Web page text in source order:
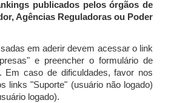
publicados pelos órgãos de
Agências Reguladoras ou Poder
em aderir devem acessar o link
e preencher o formulário de
Em caso de dificuldades, favor nos
links "Suporte" (usuário não logado)
logado).